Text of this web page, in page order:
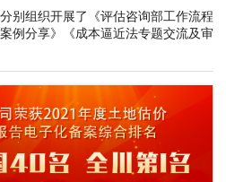
别组织开展了《评估咨询部工作流程
例分享》《成本逼近法专题交流及审